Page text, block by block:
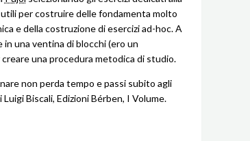
per costruire delle fondamenta molto
e della costruzione di esercizi ad-hoc. A
una ventina di blocchi (ero un
una procedura metodica di studio.
non perda tempo e passi subito agli
Biscali, Edizioni Bérben, I Volume.